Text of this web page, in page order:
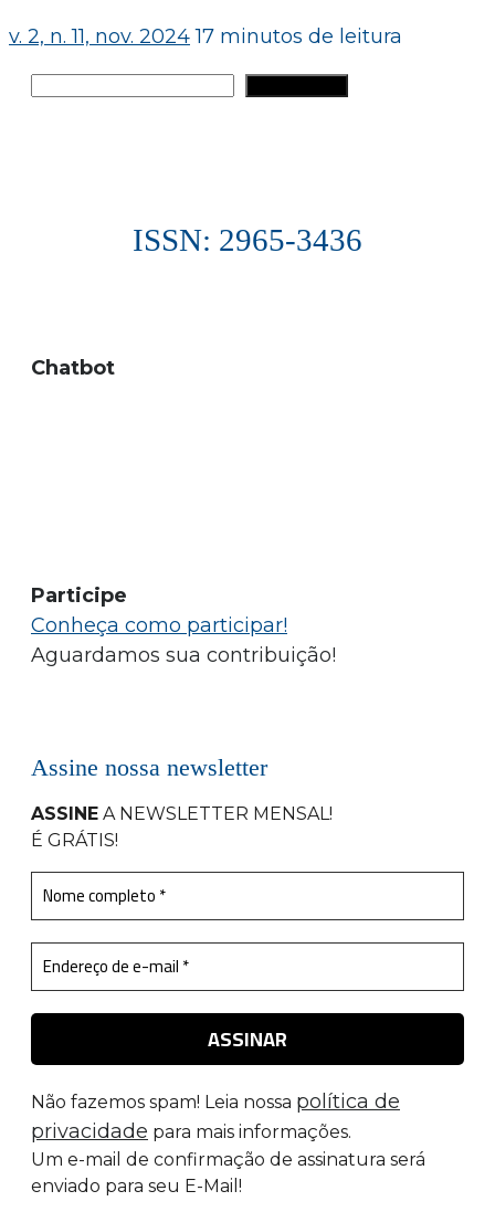
v. 2, n. 11, nov. 2024 17 minutos de leitura
ISSN: 2965-3436
Chatbot
Participe
Conheça como participar!
Aguardamos sua contribuição!
Assine nossa newsletter
ASSINE A NEWSLETTER MENSAL!
É GRÁTIS!
Não fazemos spam! Leia nossa política de
privacidade para mais informações.
Um e-mail de confirmação de assinatura será
enviado para seu E-Mail!